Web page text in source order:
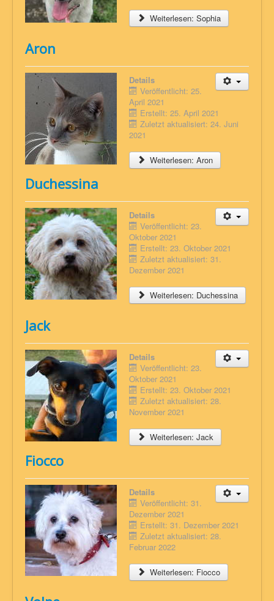
Weiterlesen: Sophia
Aron
Details
Veröffentlicht: 25.
April 2021
Erstellt: 25. April 2021
Zuletzt aktualisiert: 24. Juni
2021
Weiterlesen: Aron
Duchessina
Details
Veröffentlicht: 23.
Oktober 2021
Erstellt: 23. Oktober 2021
Zuletzt aktualisiert: 31.
Dezember 2021
Weiterlesen: Duchessina
Jack
Details
Veröffentlicht: 23.
Oktober 2021
Erstellt: 23. Oktober 2021
Zuletzt aktualisiert: 28.
November 2021
Weiterlesen: Jack
Fiocco
Details
Veröffentlicht: 31.
Dezember 2021
Erstellt: 31. Dezember 2021
Zuletzt aktualisiert: 28.
Februar 2022
Weiterlesen: Fiocco